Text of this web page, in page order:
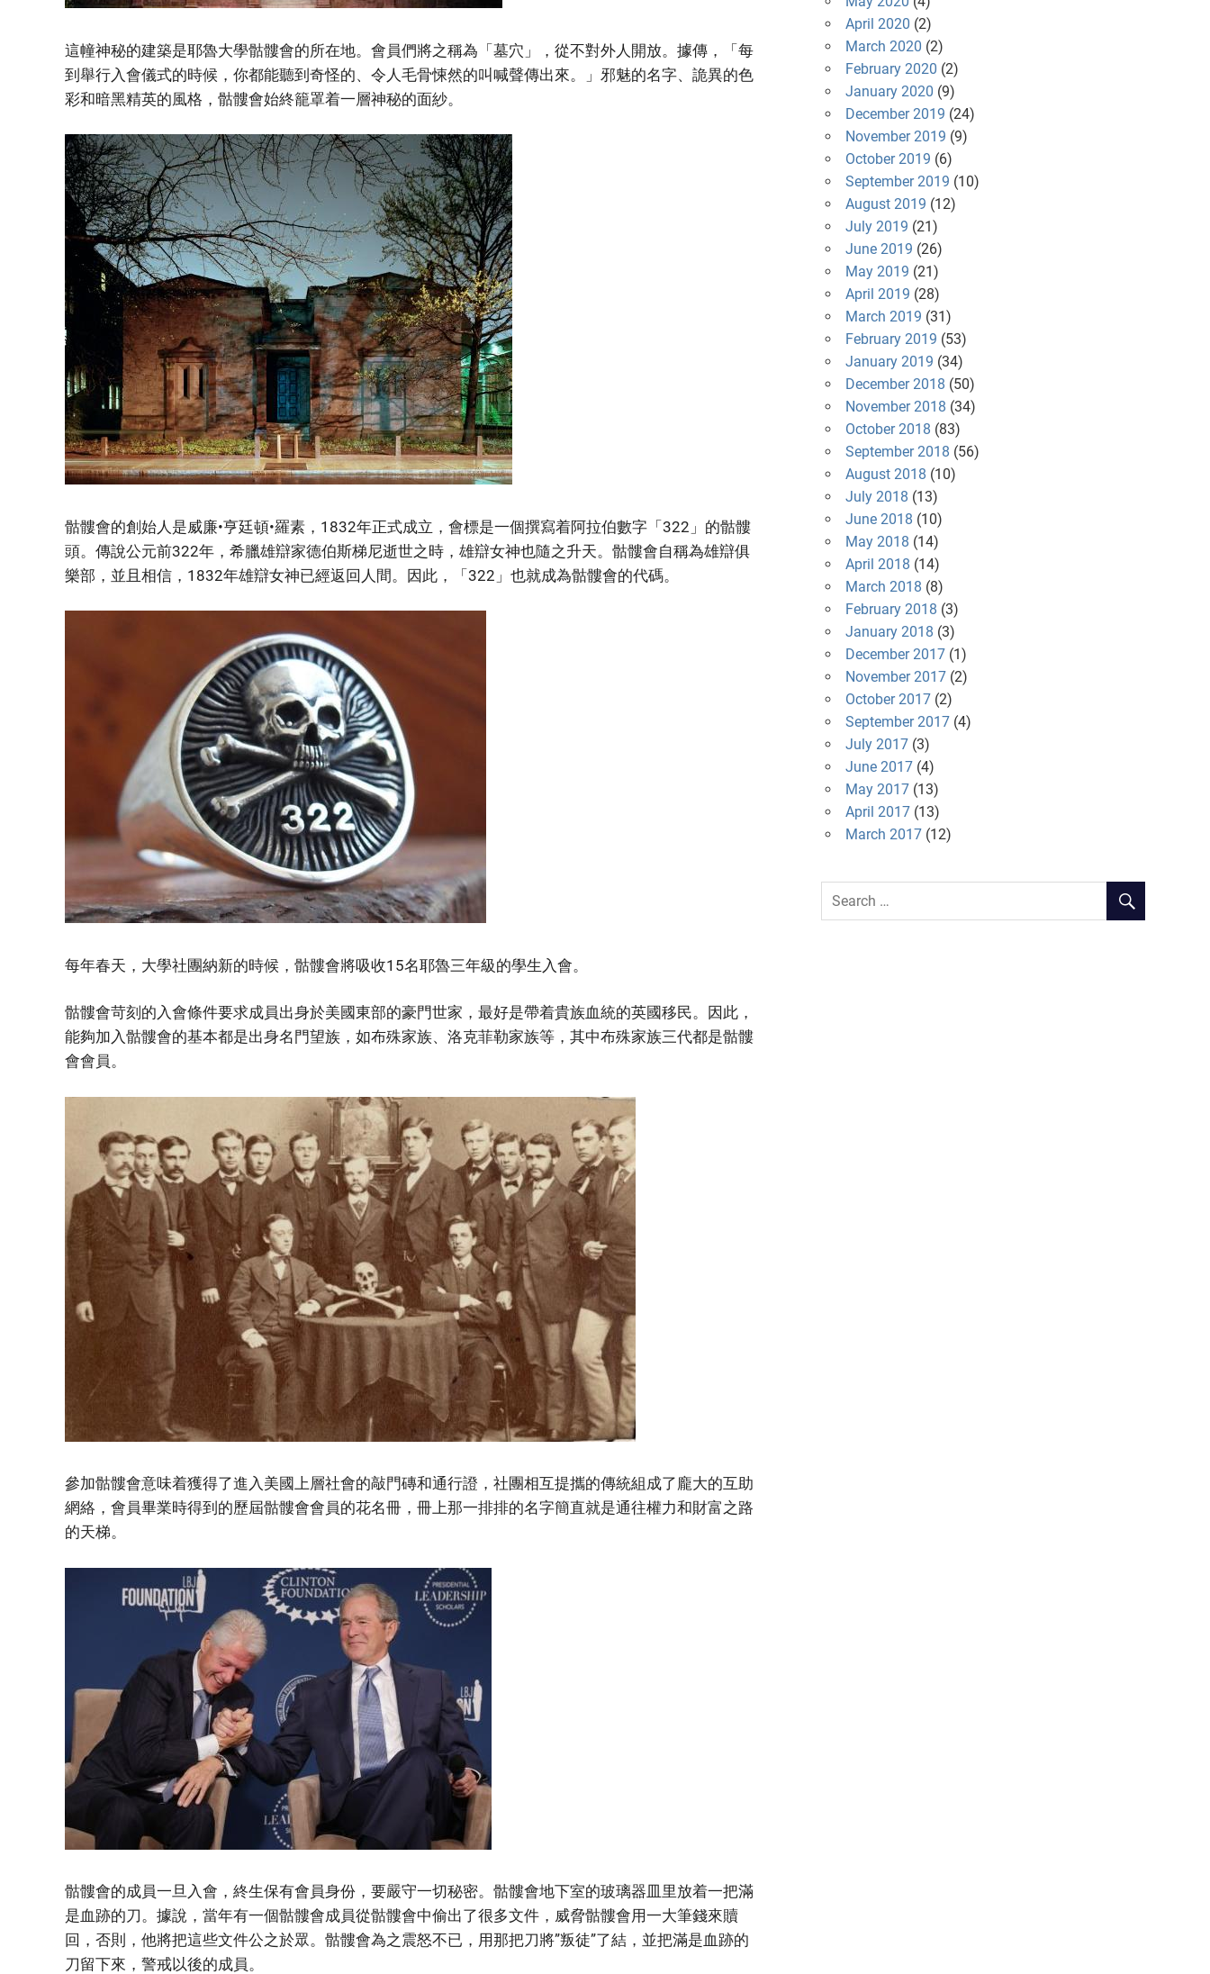
這幢神秘的建築是耶魯大學骷髏會的所在地。會員們將之稱為「墓穴」，從不對外人開放。據傳，「每
到舉行入會儀式的時候，你都能聽到奇怪的、令人毛骨悚然的叫喊聲傳出來。」邪魅的名字、詭異的色
彩和暗黑精英的風格，骷髏會始終籠罩着一層神秘的面紗。
骷髏會的創始人是威廉•亨廷頓•羅素，1832年正式成立，會標是一個撰寫着阿拉伯數字「322」的骷髏
頭。傳說公元前322年，希臘雄辯家德伯斯梯尼逝世之時，雄辯女神也隨之升天。骷髏會自稱為雄辯俱
樂部，並且相信，1832年雄辯女神已經返回人間。因此，「322」也就成為骷髏會的代碼。
每年春天，大學社團納新的時候，骷髏會將吸收15名耶魯三年級的學生入會。
骷髏會苛刻的入會條件要求成員出身於美國東部的豪門世家，最好是帶着貴族血統的英國移民。因此，
能夠加入骷髏會的基本都是出身名門望族，如布殊家族、洛克菲勒家族等，其中布殊家族三代都是骷髏
會會員。
參加骷髏會意味着獲得了進入美國上層社會的敲門磚和通行證，社團相互提攜的傳統組成了龐大的互助
網絡，會員畢業時得到的歷屆骷髏會會員的花名冊，冊上那一排排的名字簡直就是通往權力和財富之路
的天梯。
骷髏會的成員一旦入會，終生保有會員身份，要嚴守一切秘密。骷髏會地下室的玻璃器皿里放着一把滿
是血跡的刀。據說，當年有一個骷髏會成員從骷髏會中偷出了很多文件，威脅骷髏會用一大筆錢來贖
回，否則，他將把這些文件公之於眾。骷髏會為之震怒不已，用那把刀將”叛徒”了結，並把滿是血跡的
刀留下來，警戒以後的成員。
April 2020 (2)
March 2020 (2)
February 2020 (2)
January 2020 (9)
December 2019 (24)
November 2019 (9)
October 2019 (6)
September 2019 (10)
August 2019 (12)
July 2019 (21)
June 2019 (26)
May 2019 (21)
April 2019 (28)
March 2019 (31)
February 2019 (53)
January 2019 (34)
December 2018 (50)
November 2018 (34)
October 2018 (83)
September 2018 (56)
August 2018 (10)
July 2018 (13)
June 2018 (10)
May 2018 (14)
April 2018 (14)
March 2018 (8)
February 2018 (3)
January 2018 (3)
December 2017(1)
November 2017(2)
October 2017(2)
September 2017(4)
July 2017(3)
June 2017(4)
May 2017(13)
April 2017(13)
March 2017(12)